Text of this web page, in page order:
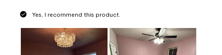
Yes, I recommend this product.